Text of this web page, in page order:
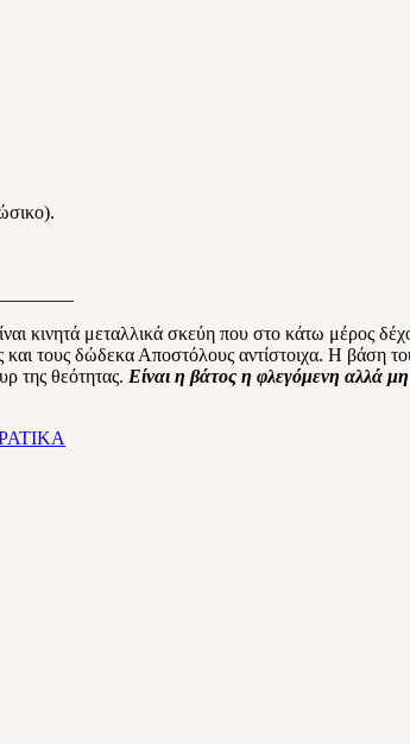
κινητά μεταλλικά σκεύη που στο κάτω μέρος
και τους δώδεκα Αποστόλους αντίστοιχα. Η
της θεότητας. Είναι η βάτος η φλεγόμενη αλλά